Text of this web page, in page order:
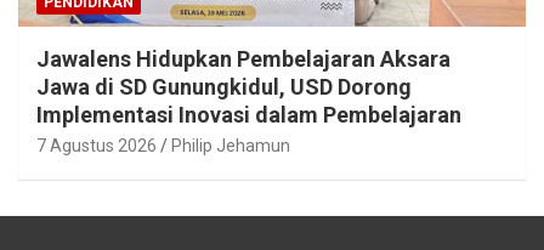
Jawalens Hidupkan Pembelajaran Aksara
Jawa di SD Gunungkidul, USD Dorong
Implementasi Inovasi dalam Pembelajaran
7 Agustus 2026 Philip Jehamun